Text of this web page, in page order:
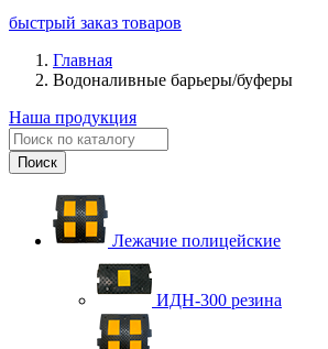
быстрый заказ товаров
Главная
Водоналивные барьеры/буферы
Наша продукция
Лежачие полицейские
ИДН-300 резина